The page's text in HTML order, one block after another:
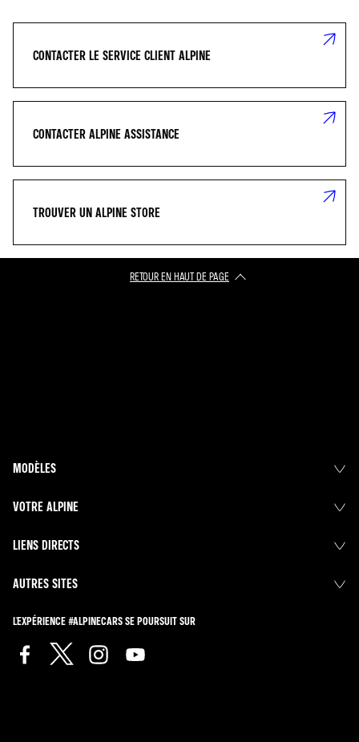
CONTACTER LE SERVICE CLIENT ALPINE
CONTACTER ALPINE ASSISTANCE
TROUVER UN ALPINE STORE
RETOUR EN HAUT DE PAGE
MODÈLES
VOTRE ALPINE
LIENS DIRECTS
AUTRES SITES
L'EXPÉRIENCE #ALPINECARS SE POURSUIT SUR